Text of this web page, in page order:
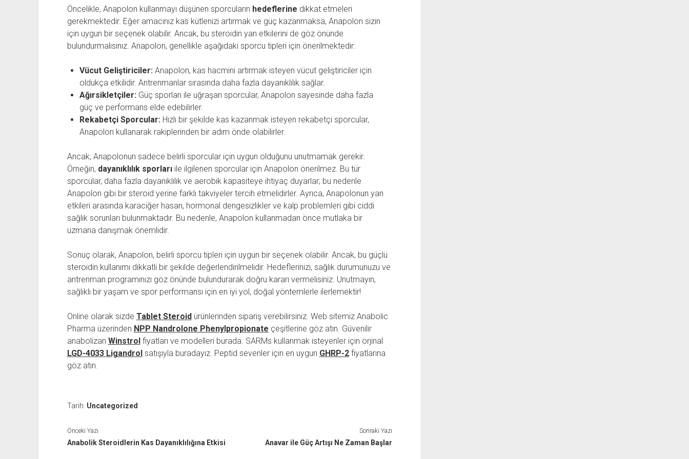
Öncelikle, Anapolon kullanmayı düşünen sporcuların hedeflerine dikkat etmeleri
gerekmektedir. Eğer amacınız kas kütlenizi artırmak ve güç kazanmaksa, Anapolon sizin
için uygun bir seçenek olabilir. Ancak, bu steroidin yan etkilerini de göz önünde
bulundurmalısınız. Anapolon, genellikle aşağıdaki sporcu tipleri için önerilmektedir:
Vücut Geliştiriciler:Anapolon, kas hacmini artırmak isteyen vücut geliştiriciler için
oldukça etkilidir. Antrenmanlar sırasında daha fazla dayanıklılık sağlar.
Ağırsikletçiler:Güç sporları ile uğraşan sporcular, Anapolon sayesinde daha fazla
güç ve performans elde edebilirler.
Rekabetçi Sporcular:Hızlı bir şekilde kas kazanmak isteyen rekabetçi sporcular,
Anapolon kullanarak rakiplerinden bir adım önde olabilirler.
Ancak, Anapolonun sadece belirli sporcular için uygun olduğunu unutmamak gerekir.
Örneğin, dayanıklılık sporlarıile ilgilenen sporcular için Anapolon önerilmez. Bu tür
sporcular, daha fazla dayanıklılık ve aerobik kapasiteye ihtiyaç duyarlar; bu nedenle
Anapolon gibi bir steroid yerine farklı takviyeler tercih etmelidirler. Ayrıca, Anapolonun yan
etkileri arasında karaciğer hasarı, hormonal dengesizlikler ve kalp problemleri gibi ciddi
sağlık sorunları bulunmaktadır. Bu nedenle, Anapolon kullanmadan önce mutlaka bir
uzmana danışmak önemlidir.
Sonuç olarak, Anapolon, belirli sporcu tipleri için uygun bir seçenek olabilir. Ancak, bu güçlü
steroidin kullanımı dikkatli bir şekilde değerlendirilmelidir. Hedeflerinizi, sağlık durumunuzu ve
antrenman programınızı göz önünde bulundurarak doğru kararı vermelisiniz. Unutmayın,
sağlıklı bir yaşam ve spor performansı için en iyi yol, doğal yöntemlerle ilerlemektir!
Online olarak sizde Tablet Steroidürünlerinden sipariş verebilirsiniz. Web sitemiz Anabolic
Pharma üzerinden NPP Nandrolone Phenylpropionate çeşitlerine göz atın. Güvenilir
anabolizan Winstrolfiyatları ve modelleri burada. SARMs kullanmak isteyenler için orjinal
LGD-4033 Ligandrolsatışıyla buradayız. Peptid sevenler için en uygun GHRP-2fiyatlarına
göz atın.
Tarih: Uncategorized
Önceki Yazı
Anabolik Steroidlerin Kas Dayanıklılığına Etkisi
Sonraki Yazı
Anavar ile Güç Artışı Ne Zaman Başlar